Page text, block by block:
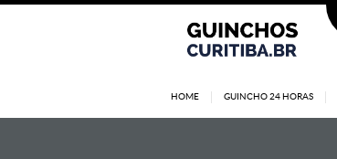
HOME GUINCHO 24 HORAS